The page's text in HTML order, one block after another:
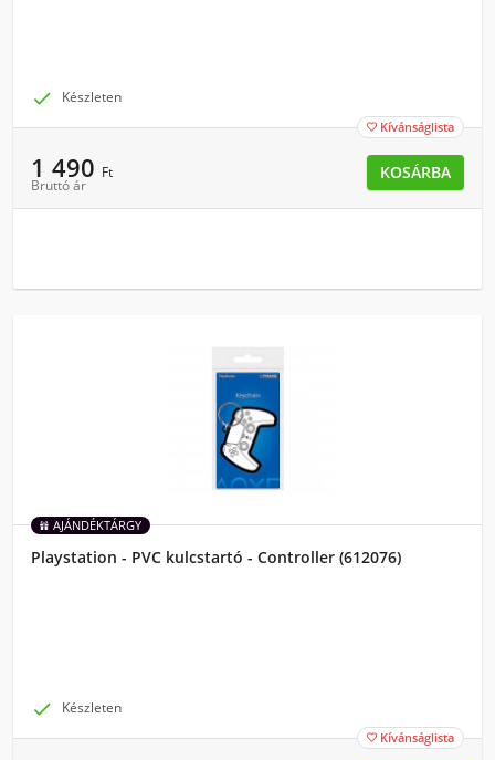
 Készleten
 Kívánságlista
1 490 Ft
Bruttó ár
KOSÁRBA
AJÁNDÉKTÁRGY
Playstation - PVC kulcstartó - Controller (612076)
 Készleten
 Kívánságlista